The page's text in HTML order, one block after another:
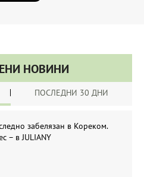
НОВИНИ
ПОСЛЕДНИ 30 ДНИ
забелязан в Кореком.
– в JULIANY